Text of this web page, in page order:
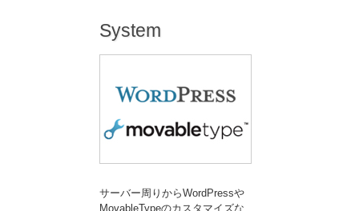
System
サーバー周りからWordPressや
MovableTypeのカスタマイズな